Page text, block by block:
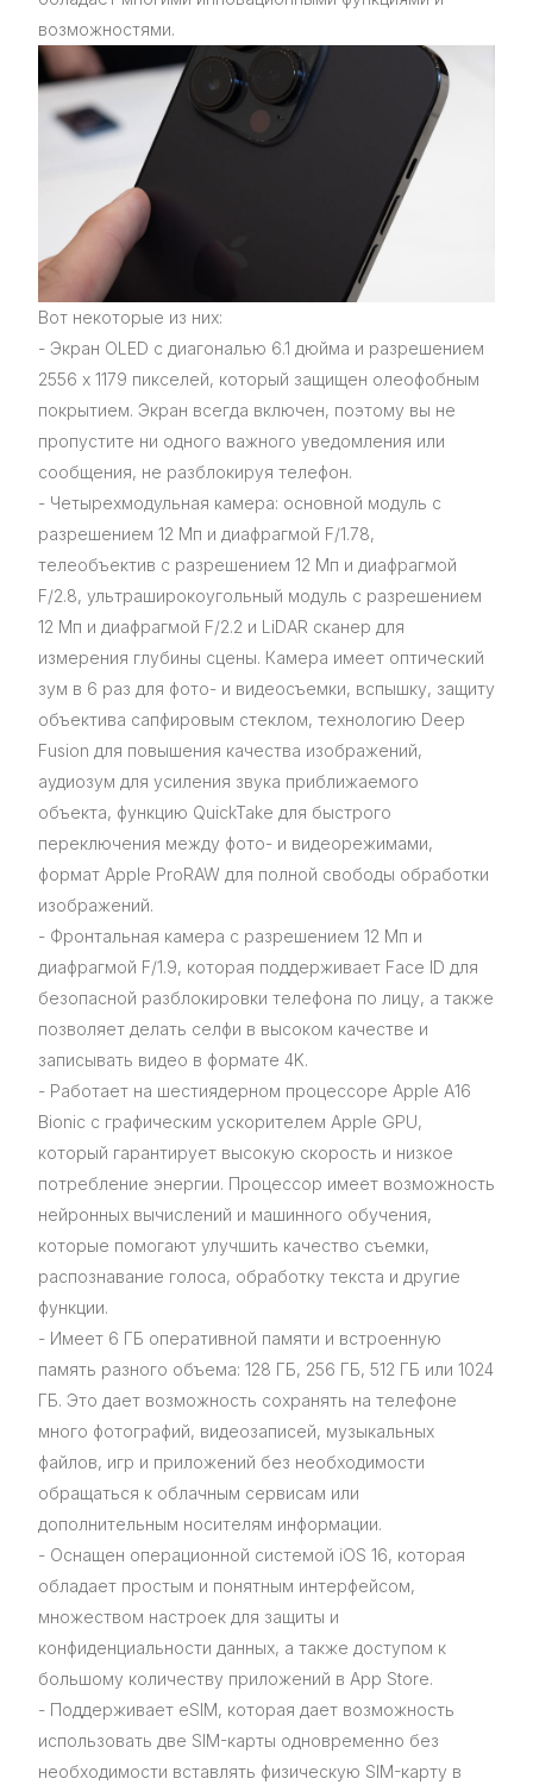
возможностями.
Вот некоторые из них:
- Экран OLED с диагональю 6.1 дюйма и разрешением
2556 x 1179 пикселей, который защищен олеофобным
покрытием. Экран всегда включен, поэтому вы не
пропустите ни одного важного уведомления или
сообщения, не разблокируя телефон.
- Четырехмодульная камера: основной модуль с
разрешением 12 Мп и диафрагмой F/1.78,
телеобъектив с разрешением 12 Мп и диафрагмой
F/2.8, ультраширокоугольный модуль с разрешением
12 Мп и диафрагмой F/2.2 и LiDAR сканер для
измерения глубины сцены. Камера имеет оптический
зум в 6 раз для фото- и видеосъемки, вспышку, защиту
объектива сапфировым стеклом, технологию Deep
Fusion для повышения качества изображений,
аудиозум для усиления звука приближаемого
объекта, функцию QuickTake для быстрого
переключения между фото- и видеорежимами,
формат Apple ProRAW для полной свободы обработки
изображений.
- Фронтальная камера с разрешением 12 Мп и
диафрагмой F/1.9, которая поддерживает Face ID для
безопасной разблокировки телефона по лицу, а также
позволяет делать селфи в высоком качестве и
записывать видео в формате 4K.
- Работает на шестиядерном процессоре Apple A16
Bionic с графическим ускорителем Apple GPU,
который гарантирует высокую скорость и низкое
потребление энергии. Процессор имеет возможность
нейронных вычислений и машинного обучения,
которые помогают улучшить качество съемки,
распознавание голоса, обработку текста и другие
функции.
- Имеет 6 ГБ оперативной памяти и встроенную
память разного объема: 128 ГБ, 256 ГБ, 512 ГБ или 1024
ГБ. Это дает возможность сохранять на телефоне
много фотографий, видеозаписей, музыкальных
файлов, игр и приложений без необходимости
обращаться к облачным сервисам или
дополнительным носителям информации.
- Оснащен операционной системой iOS 16, которая
обладает простым и понятным интерфейсом,
множеством настроек для защиты и
конфиденциальности данных, а также доступом к
большому количеству приложений в App Store.
- Поддерживает eSIM, которая дает возможность
использовать две SIM-карты одновременно без
необходимости вставлять физическую SIM-карту в